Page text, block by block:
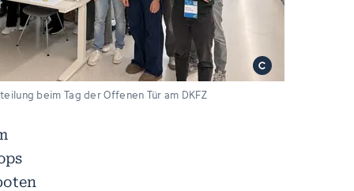
beim Tag der Offenen Tür am DKFZ